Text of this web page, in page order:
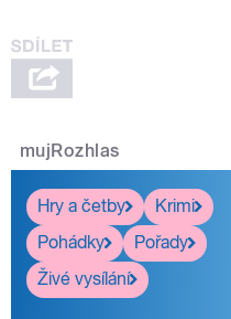
mujRozhlas
Hry a četby
Krimi
Pohádky
Pořady
Živé vysílání